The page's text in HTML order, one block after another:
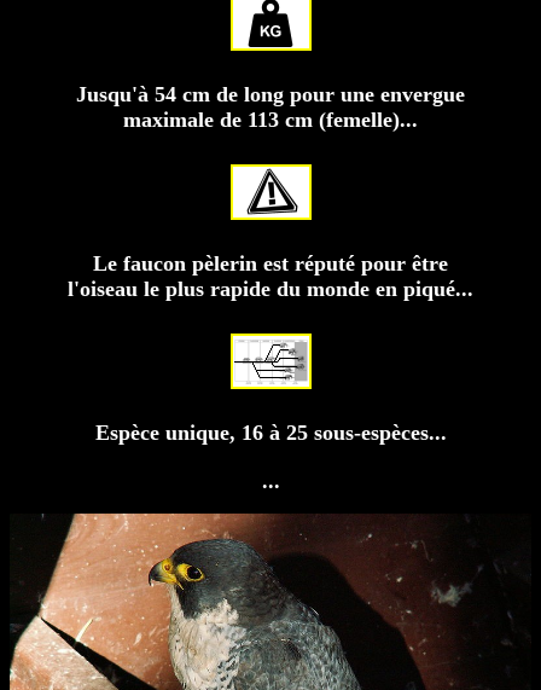
Jusqu'à 54 cm de long pour une envergue
maximale de 113 cm (femelle)...
Le faucon pèlerin est réputé pour être
l'oiseau le plus rapide du monde en piqué...
Espèce unique, 16 à 25 sous-espèces...
...